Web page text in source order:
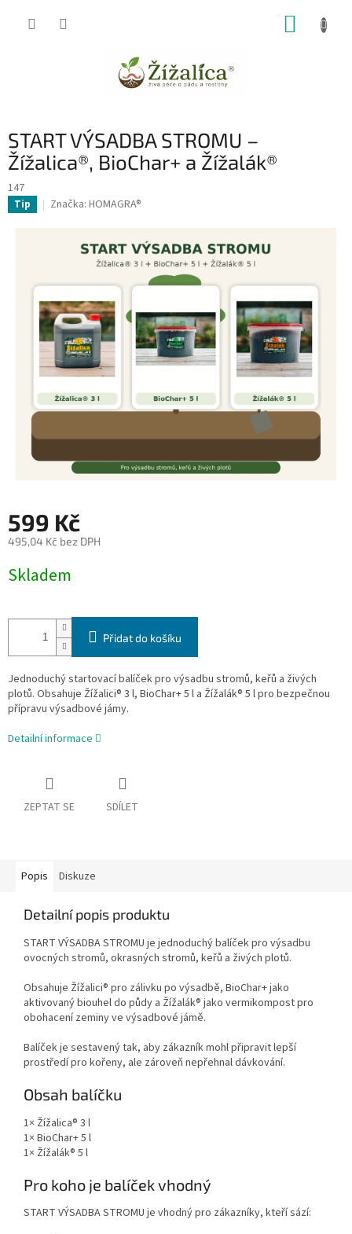
START VÝSADBA STROMU –
Žížalica®, BioChar+ a Žížalák®
147
Tip Značka: HOMAGRA®
599 Kč
495,04 Kč bez DPH
cena:
Skladem
Přidat do košíku
Jednoduchý startovací balíček pro výsadbu stromů, keřů a živých
plotů. Obsahuje Žížalici® 3 l, BioChar+ 5 l a Žížalák® 5 l pro bezpečnou
přípravu výsadbové jámy.
Detailní informace
ZEPTAT SE SDÍLET
Popis Diskuze
Detailní popis produktu
START VÝSADBA STROMU je jednoduchý balíček pro výsadbu
ovocných stromů, okrasných stromů, keřů a živých plotů.
Obsahuje Žížalici® pro zálivku po výsadbě, BioChar+ jako
aktivovaný biouhel do půdy a Žížalák® jako vermikompost pro
obohacení zeminy ve výsadbové jámě.
Balíček je sestavený tak, aby zákazník mohl připravit lepší
prostředí pro kořeny, ale zároveň nepřehnal dávkování.
Obsah balíčku
1× Žížalica® 3 l
1× BioChar+ 5 l
1× Žížalák® 5 l
Pro koho je balíček vhodný
START VÝSADBA STROMU je vhodný pro zákazníky, kteří sází: